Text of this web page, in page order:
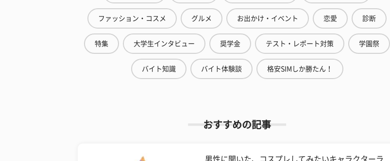
ファッション・コスメ グルメ お出かけ・イベント 恋愛 診断
特集 大学生インタビュー 奨学金 テスト・レポート対策 学園祭
バイト知識 バイト体験談 格安SIMしか勝たん！
おすすめの記事
男性に聞いた、コスプレしてみたいキャラクターラ